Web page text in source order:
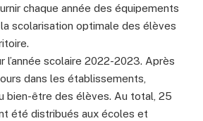
chaque année des équipements
scolarisation optimale des élèves
l’année scolaire 2022-2023. Après
dans les établissements,
bien-être des élèves. Au total, 25
été distribués aux écoles et